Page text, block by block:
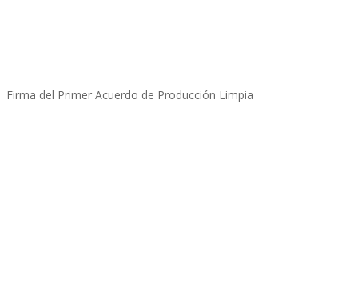
Firma del Primer Acuerdo de Producción Limpia